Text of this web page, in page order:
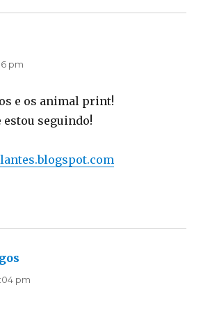
pm
e os animal print!
estou seguindo!
pm